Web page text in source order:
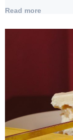
Read more